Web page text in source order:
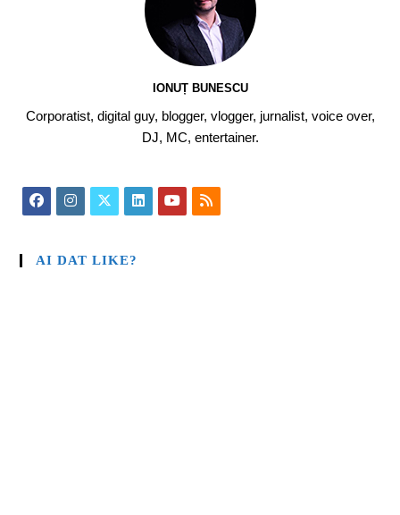
IONUȚ BUNESCU
Corporatist, digital guy, blogger, vlogger, jurnalist, voice over,
DJ, MC, entertainer.
AI DAT LIKE?